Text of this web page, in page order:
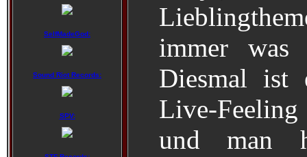
SelfMadeGod:
Sound Riot Records:
SPV:
immer was
Diesmal ist
Live-
und man